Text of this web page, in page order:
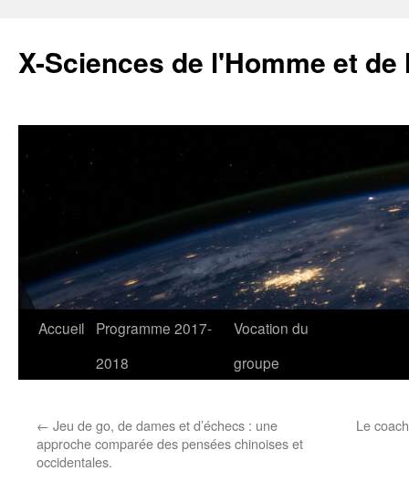
X-Sciences de l'Homme et de
Aller
Accueil
Programme 2017-
2018
Vocation du
groupe
← Jeu de go, de dames et d’échecs : une
approche comparée des pensées chinoises et
occidentales.
Le